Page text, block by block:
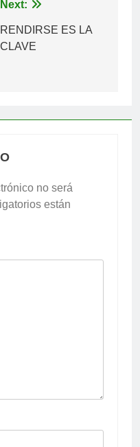
Next:
RENDIRSE ES LA
CLAVE
no será
están